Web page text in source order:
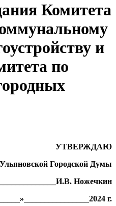
Комитета
и
по
УТВЕРЖДАЮ
Городской Думы
Ножечкин
г.